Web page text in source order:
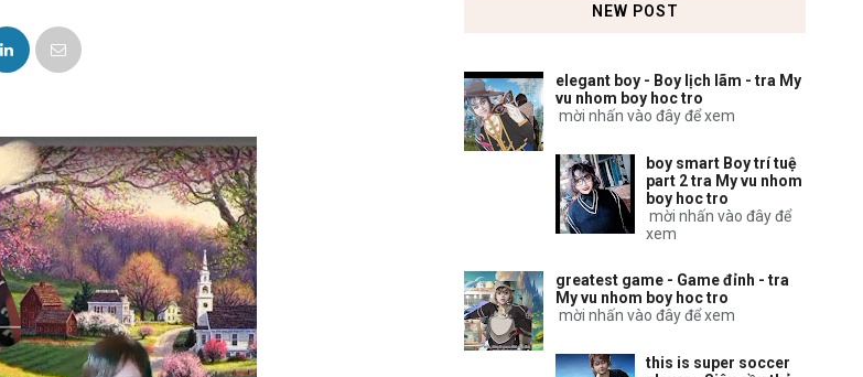
NEW POST
elegant boy - Boy lịch lãm - tra My
vu nhom boy hoc tro
mời nhấn vào đây để xem
boy smart Boy trí tuệ
part 2 tra My vu nhom
boy hoc tro
mời nhấn vào đây để
xem
greatest game - Game đỉnh - tra
My vu nhom boy hoc tro
mời nhấn vào đây để xem
this is super soccer